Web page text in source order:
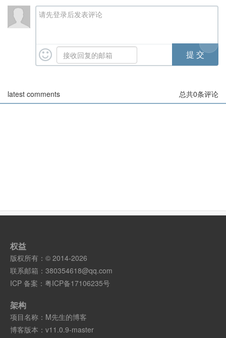
请先登录后发表评论
latest comments 总共0条评论
权益
版权所有：© 2014-2026
联系邮箱： 380354618@qq.com
ICP 备案： 粤ICP备17106235号
架构
项目名称：M先生的博客
博客版本：v11.0.9-master